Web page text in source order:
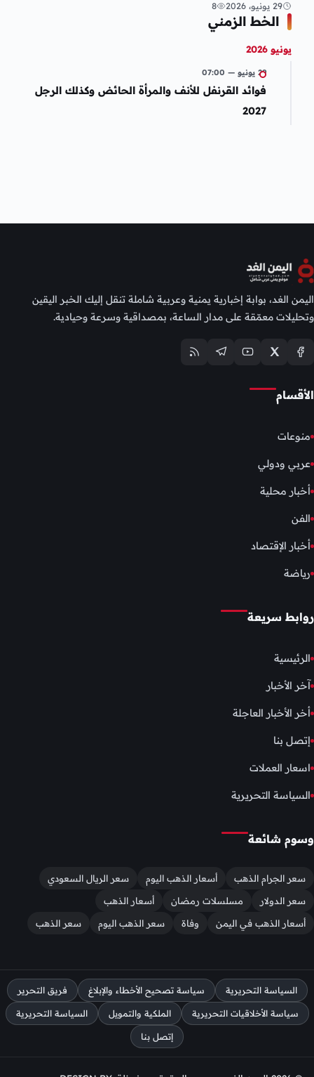
29 يونيو، 2026 8
الخط الزمني
يونيو 2026
29 يونيو — 07:00
فوائد القرنفل للأنف والمرأة الحائض وكذلك الرجل
2027
اليمن الغد، بوابة إخبارية يمنية وعربية شاملة تنقل إليك الخبر اليقين
وتحليلات معمّقة على مدار الساعة، بمصداقية وسرعة وحيادية.
الأقسام
منوعات
عربي ودولي
أخبار محلية
الفن
أخبار الإقتصاد
رياضة
روابط سريعة
الرئيسية
آخر الأخبار
أخر الأخبار العاجلة
إتصل بنا
اسعار العملات
السياسة التحريرية
وسوم شائعة
سعر الجرام الذهب أسعار الذهب اليوم
سعر الريال السعودي
سعر الدولار
مسلسلات رمضان
أسعار الذهب
أسعار الذهب في اليمن
وفاة سعر الذهب اليوم سعر الذهب
السياسة التحريرية سياسة تصحيح الأخطاء والإبلاغ فريق التحرير
سياسة الأخلاقيات التحريرية الملكية والتمويل السياسة التحريرية
إتصل بنا